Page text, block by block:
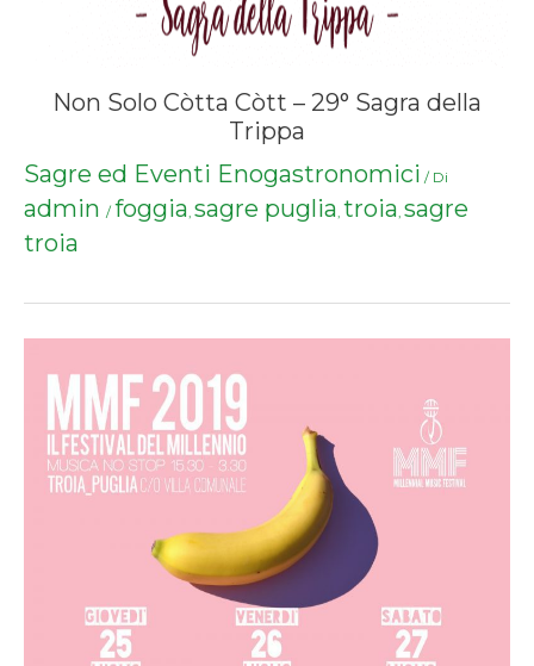
Non Solo Còtta Còtt – 29° Sagra della
Trippa
Sagre ed Eventi Enogastronomici / Di
admin / foggia, sagre puglia, troia, sagre
troia